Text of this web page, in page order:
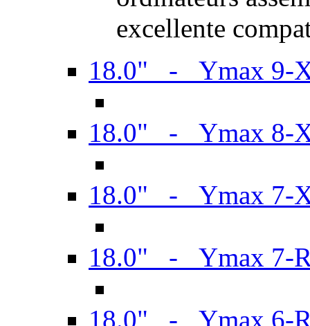
excellente
18.0" - Ymax 9-
18.0" - Ymax 8-
18.0" - Ymax 7-
18.0" - Ymax 7-
18.0" - Ymax 6-